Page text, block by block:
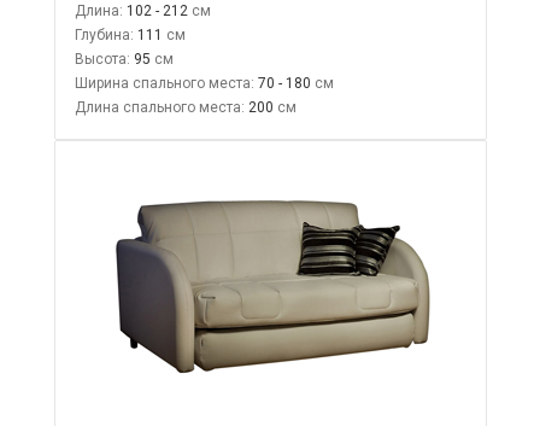
Длина: 102 - 212
Глубина: 111
Высота: 95
Ширина спального места: 70 - 180
Длина спального места: 200